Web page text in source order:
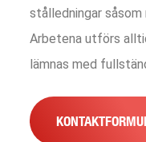
stålledningar
Arbetena utförs
lämnas med